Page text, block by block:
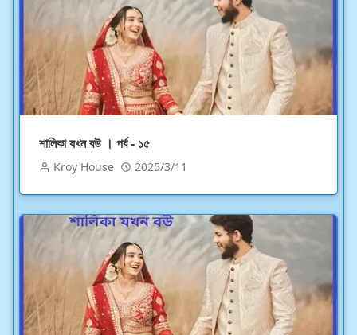
শালিকা যখন বউ । পর্ব - ১৫
Kroy House 2025/3/11